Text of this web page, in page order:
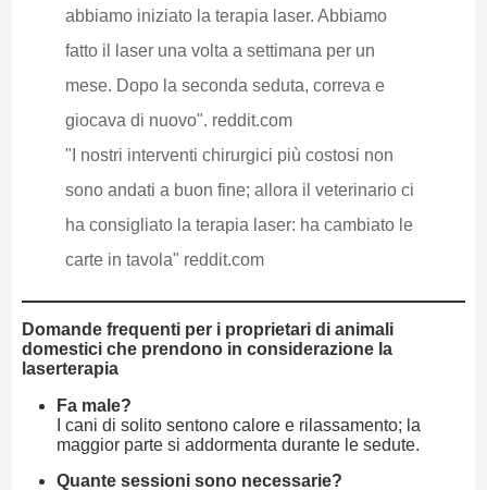
abbiamo iniziato la terapia laser. Abbiamo
fatto il laser una volta a settimana per un
mese. Dopo la seconda seduta, correva e
giocava di nuovo". reddit.com
"I nostri interventi chirurgici più costosi non
sono andati a buon fine; allora il veterinario ci
ha consigliato la terapia laser: ha cambiato le
carte in tavola" reddit.com
Domande frequenti per i proprietari di animali
domestici che prendono in considerazione la
laserterapia
Fa male?
I cani di solito sentono calore e rilassamento; la
maggior parte si addormenta durante le sedute.
Quante sessioni sono necessarie?